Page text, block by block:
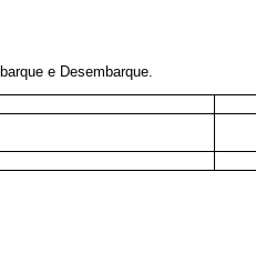
e Desembarque.